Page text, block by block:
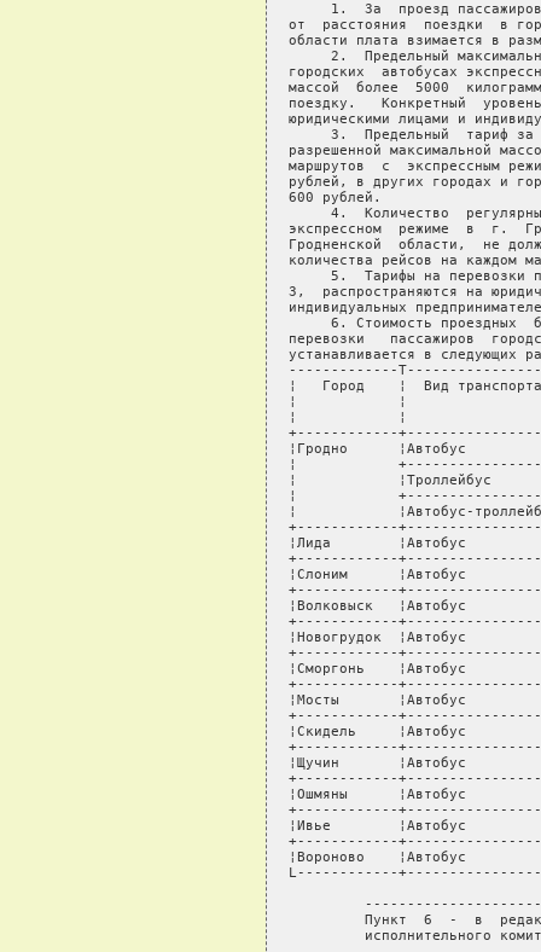
1.  За  проезд
от  расстояния  поездки  в
области плата взимается в
2.  Предельный
городских  автобусах
массой  более  5000
поездку.   Конкретный
юридическими лицами и
3.  Предельный  тариф
разрешенной максимальной
маршрутов  с  экспрессным
рублей, в других городах и
600 рублей.
4.  Количество
экспрессном  режиме  в  г.
Гродненской  области,  не
количества рейсов на каждом
5.  Тарифы на перевозки
3,  распространяются на
индивидуальных
6. Стоимость проездных
перевозки   пассажиров
устанавливается в следующих
-------------
¦   Город    ¦  Вид
¦            ¦
¦            ¦                  ¦
+------------
¦Гродно      ¦Автобус
¦
¦            ¦Троллейбус
¦
¦            ¦Автобус-
+------------
¦Лида        ¦Автобус
+------------
¦Слоним      ¦Автобус
+------------
¦Волковыск   ¦Автобус
+------------
¦Новогрудок  ¦Автобус
+------------
¦Сморгонь    ¦Автобус
+------------
¦Мосты       ¦Автобус
+------------
¦Скидель     ¦Автобус
+------------
¦Щучин       ¦Автобус
+------------
¦Ошмяны      ¦Автобус
+------------
¦Ивье        ¦Автобус
+------------
¦Вороново    ¦Автобус
L------------
Пункт  6  -  в
исполнительного